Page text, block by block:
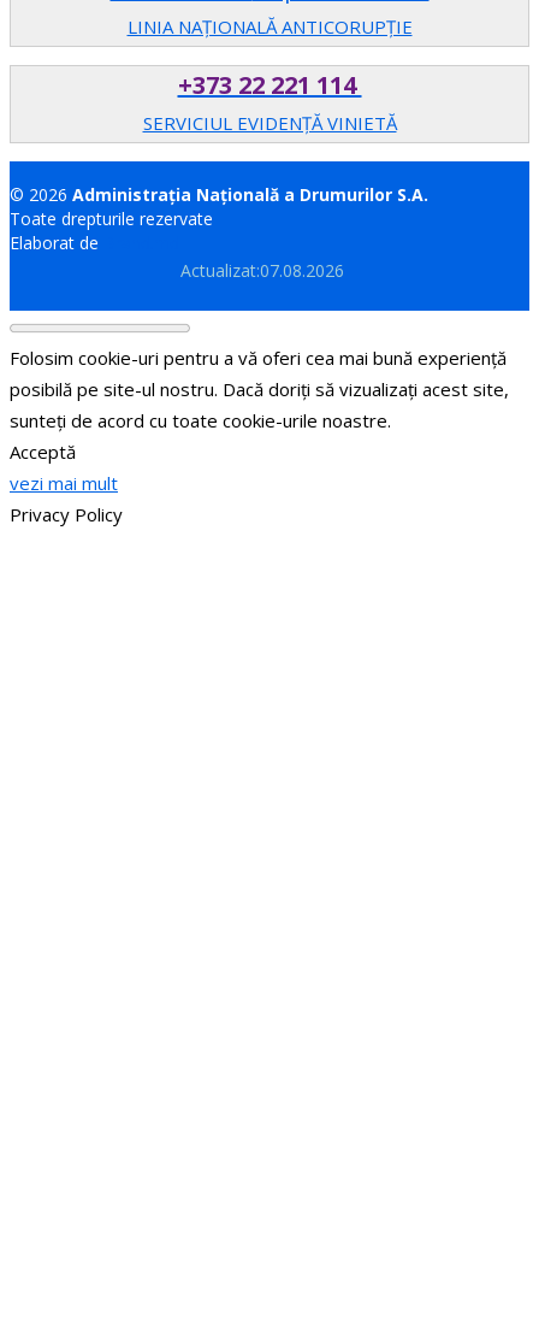
LINIA NAȚIONALĂ ANTICORUPȚIE
+373 22 221 114
SERVICIUL EVIDENȚĂ VINIETĂ
© 2026 Administrația Națională a Drumurilor S.A.
Toate drepturile rezervate
Elaborat de
Actualizat:07.08.2026
Folosim cookie-uri pentru a vă oferi cea mai bună experiență
posibilă pe site-ul nostru. Dacă doriți să vizualizați acest site,
sunteți de acord cu toate cookie-urile noastre.
Acceptă
vezi mai mult
Privacy Policy